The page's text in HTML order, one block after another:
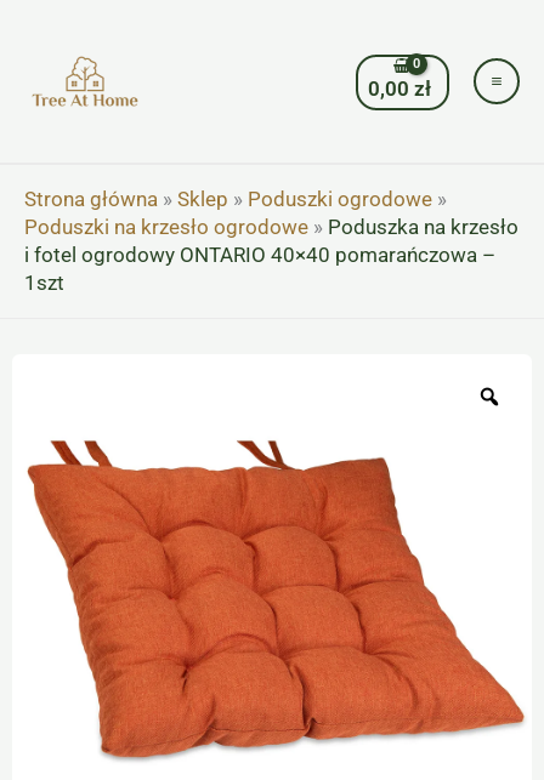
0,00zł
Strona główna » Sklep » Poduszki ogrodowe »
Poduszki na krzesło ogrodowe » Poduszka na krzesło
i fotel ogrodowy ONTARIO 40×40 pomarańczowa –
1szt